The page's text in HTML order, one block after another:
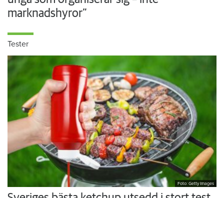
marknadshyror”
Tester
Foto: Getty Images